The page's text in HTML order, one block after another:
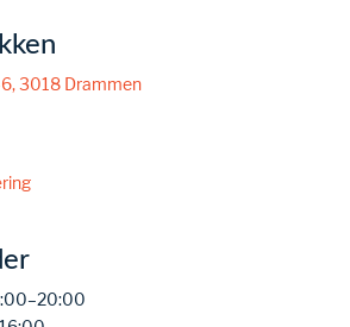
3018 Drammen